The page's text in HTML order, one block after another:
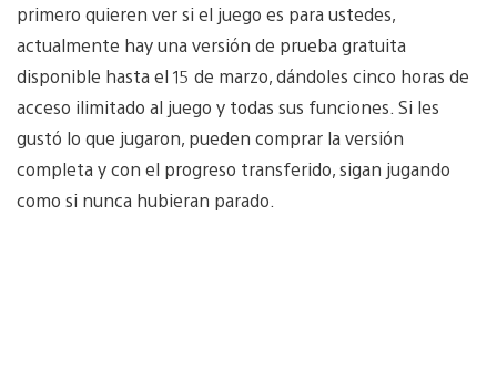
primero quieren ver si el juego es para ustedes,
actualmente hay una versión de prueba gratuita
disponible hasta el 15 de marzo, dándoles cinco horas de
acceso ilimitado al juego y todas sus funciones. Si les
gustó lo que jugaron, pueden comprar la versión
completa y con el progreso transferido, sigan jugando
como si nunca hubieran parado.